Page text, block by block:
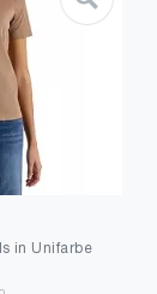
in Unifarbe